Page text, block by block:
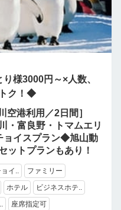
様3000円～×人数、
ク！◆
空港利用／2日間］
・富良野・トマムエリ
ョイスプラン◆旭山動
ットプランもあり！
イ..
ファミリー
ホテル
ビジネスホテ..
座席指定可